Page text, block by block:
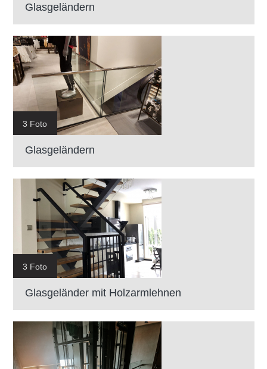
Glasgeländern
3 Foto
Glasgeländern
3 Foto
Glasgeländer mit Holzarmlehnen